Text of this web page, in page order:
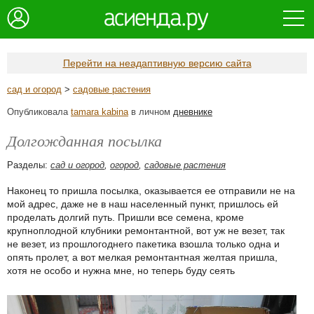
Перейти на неадаптивную версию сайта
сад и огород > садовые растения
Опубликовала tamara kabinaв личном дневнике
Долгожданная посылка
Разделы: сад и огород, огород, садовые растения
Наконец то пришла посылка, оказывается ее отправили не на
мой адрес, даже не в наш населенный пункт, пришлось ей
проделать долгий путь. Пришли все семена, кроме
крупноплодной клубники ремонтантной, вот уж не везет, так
не везет, из прошлогоднего пакетика взошла только одна и
опять пролет, а вот мелкая ремонтантная желтая пришла,
хотя не особо и нужна мне, но теперь буду сеять